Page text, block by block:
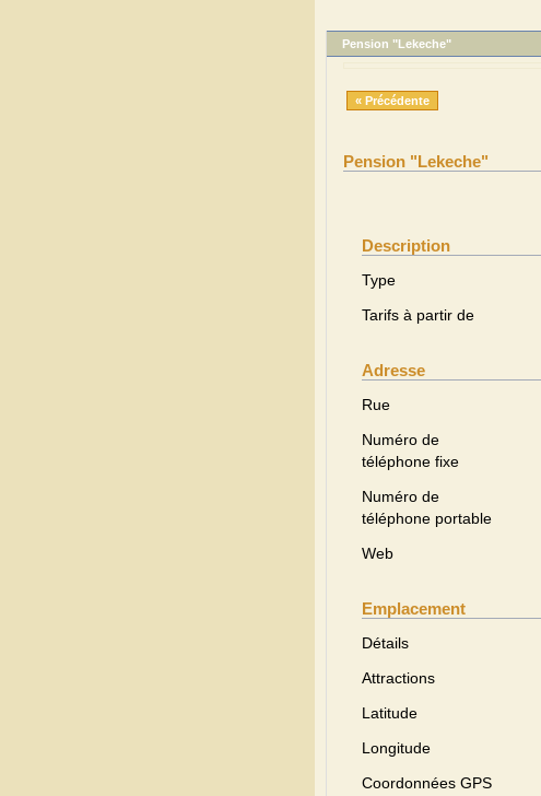
Pension "Lekeche"
« Précédente
Pension "Lekeche"
Description
Type
Tarifs à partir de
Adresse
Rue
Numéro de
téléphone fixe
Numéro de
téléphone portable
Web
Emplacement
Détails
Attractions
Latitude
Longitude
Coordonnées GPS